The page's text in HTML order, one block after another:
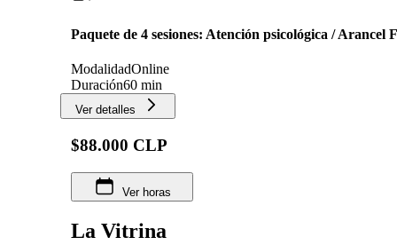
Paquete de 4 sesiones: Atención psicológica / Arancel
ModalidadOnline
Duración60 min
Ver detalles
$88.000 CLP
Ver horas
La Vitrina